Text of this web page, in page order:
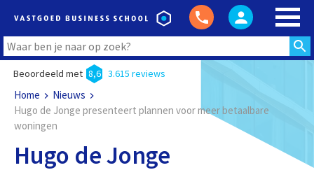
Beoordeeld met 8,6 3.615 reviews
Home
Nieuws
Hugo de Jonge presenteert plannen voor meer betaalbare
woningen
Hugo de Jonge